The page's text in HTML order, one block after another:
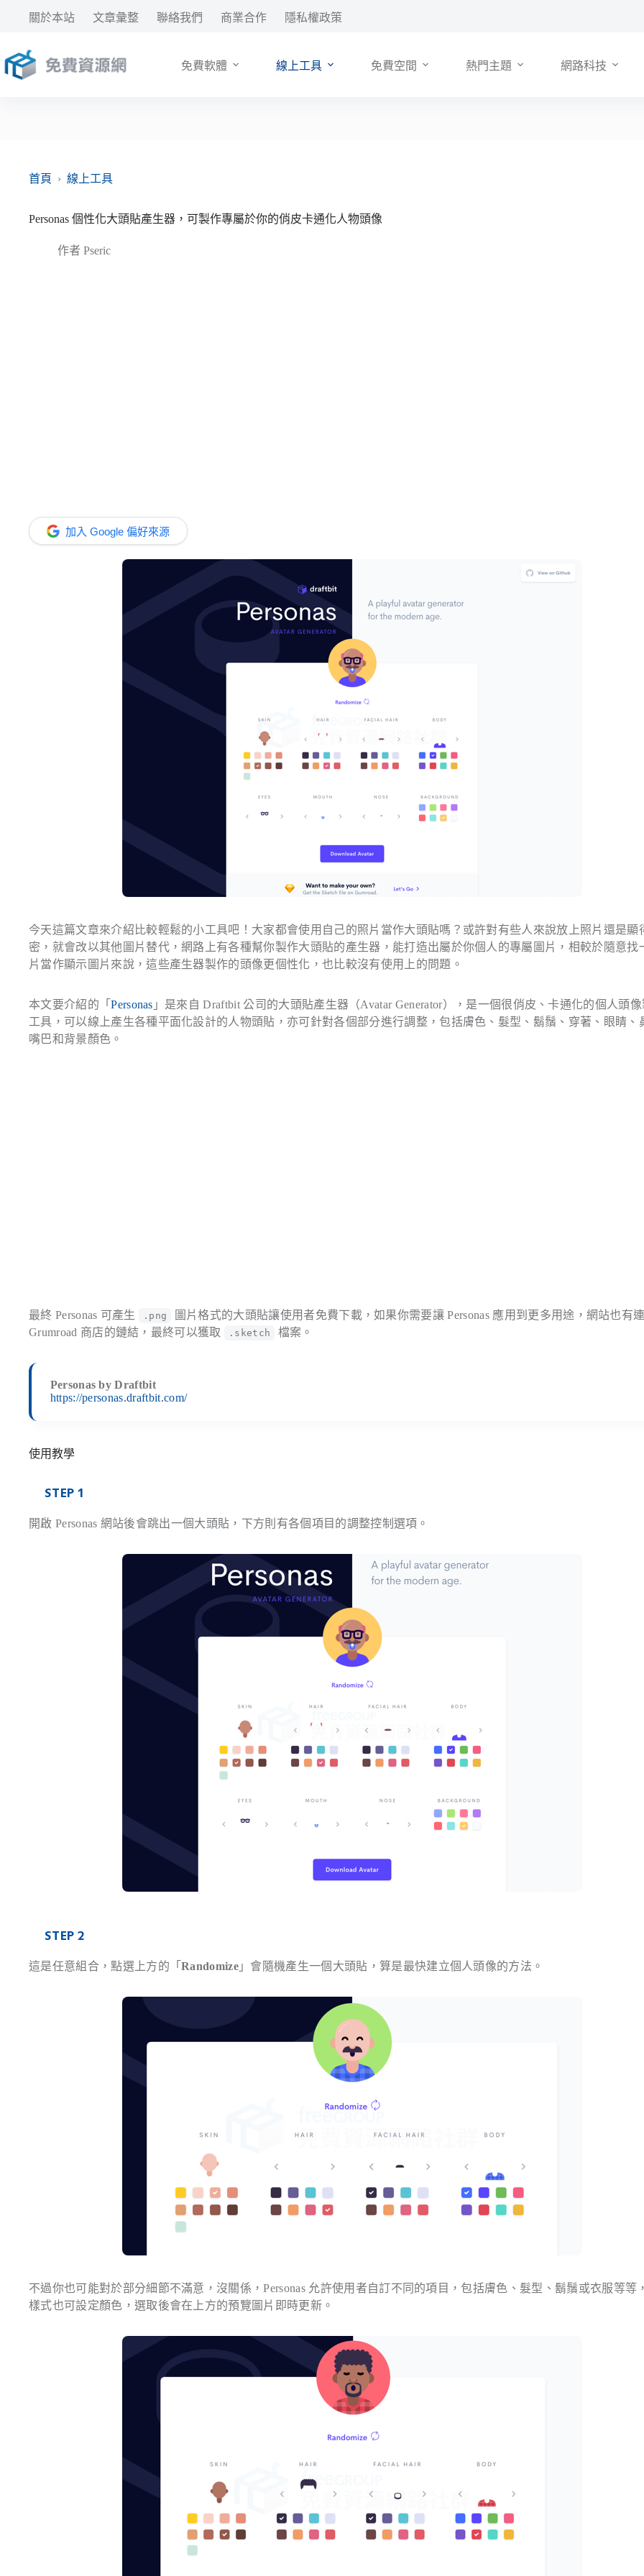
要
內
關於本站 文章彙整 聯絡我們 商業合作 隱私權政策
免費軟體 線上工具 免費空間 熱門主題 網路科技
首頁 › 線上工具
Personas 個性化大頭貼產生器，可製作專屬於你的俏皮卡通化人物頭像
作者 Pseric
加入 Google 偏好來源
今天這篇文章來介紹比較輕鬆的小工具吧！大家都會使用自己的照片當作大頭貼嗎？或許對有些人來說放上照片還是顯
密，就會改以其他圖片替代，網路上有各種幫你製作大頭貼的產生器，能打造出屬於你個人的專屬圖片，相較於隨意找
片當作顯示圖片來說，這些產生器製作的頭像更個性化，也比較沒有使用上的問題。
本文要介紹的「Personas 」是來自 Draftbit 公司的大頭貼產生器（Avatar Generator），是一個很俏皮、卡通化的個人頭
工具，可以線上產生各種平面化設計的人物頭貼，亦可針對各個部分進行調整，包括膚色、髮型、鬍鬚、穿著、眼睛、
嘴巴和背景顏色。
最終 Personas 可產生 .png
圖片格式的大頭貼讓使用者免費下載，如果你需要讓 Personas 應用到更多用途，網站也有
Grumroad 商店的鏈結，最終可以獲取
.sketch 檔案。
Personas by Draftbit
https://personas.draftbit.com/
使用教學
STEP 1
開啟 Personas 網站後會跳出一個大頭貼，下方則有各個項目的調整控制選項。
STEP 2
這是任意組合，點選上方的「Randomize 」會隨機產生一個大頭貼，算是最快建立個人頭像的方法。
不過你也可能對於部分細節不滿意，沒關係，Personas 允許使用者自訂不同的項目，包括膚色、髮型、鬍鬚或衣服等等
樣式也可設定顏色，選取後會在上方的預覽圖片即時更新。